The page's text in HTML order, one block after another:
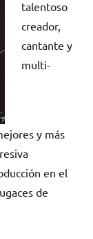
talentoso
creador,
cantante y
multi-
y más
en el
de